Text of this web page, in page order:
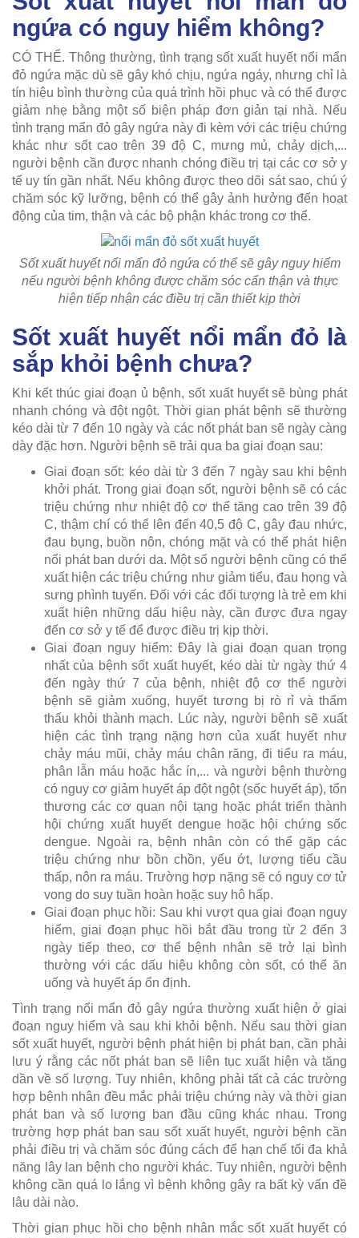
ngứa có nguy hiểm không?
CÓ THỂ. Thông thường, tình trạng sốt xuất huyết nổi mẩn
đỏ ngứa mặc dù sẽ gây khó chịu, ngứa ngáy, nhưng chỉ là
tín hiệu bình thường của quá trình hồi phục và có thể được
giảm nhẹ bằng một số biện pháp đơn giản tại nhà. Nếu
tình trạng mẩn đỏ gây ngứa này đi kèm với các triệu chứng
khác như sốt cao trên 39 độ C, mưng mủ, chảy dịch,...
người bệnh cần được nhanh chóng điều trị tại các cơ sở y
tế uy tín gần nhất. Nếu không được theo dõi sát sao, chú ý
chăm sóc kỹ lưỡng, bệnh có thể gây ảnh hưởng đến hoạt
động của tim, thận và các bộ phận khác trong cơ thể.
Sốt xuất huyết nổi mẩn đỏ ngứa có thể sẽ gây nguy hiểm
nếu người bệnh không được chăm sóc cẩn thận và thực
hiện tiếp nhận các điều trị cần thiết kịp thời
Sốt xuất huyết nổi mẩn đỏ là
sắp khỏi bệnh chưa?
Khi kết thúc giai đoạn ủ bệnh, sốt xuất huyết sẽ bùng phát
nhanh chóng và đột ngột. Thời gian phát bệnh sẽ thường
kéo dài từ 7 đến 10 ngày và các nốt phát ban sẽ ngày càng
dày đặc hơn. Người bệnh sẽ trải qua ba giai đoạn sau:
Giai đoạn sốt: kéo dài từ 3 đến 7 ngày sau khi bệnh
khởi phát. Trong giai đoạn sốt, người bệnh sẽ có các
triệu chứng như nhiệt độ cơ thể tăng cao trên 39 độ
C, thậm chí có thể lên đến 40,5 độ C, gây đau nhức,
đau bụng, buồn nôn, chóng mặt và có thể phát hiện
nổi phát ban dưới da. Một số người bệnh cũng có thể
xuất hiện các triệu chứng như giảm tiểu, đau họng và
sưng phình tuyến. Đối với các đối tượng là trẻ em khi
xuất hiện những dấu hiệu này, cần được đưa ngay
đến cơ sở y tế để được điều trị kịp thời.
Giai đoạn nguy hiểm: Đây là giai đoạn quan trọng
nhất của bệnh sốt xuất huyết, kéo dài từ ngày thứ 4
đến ngày thứ 7 của bệnh, nhiệt độ cơ thể người
bệnh sẽ giảm xuống, huyết tương bị rò rỉ và thẩm
thấu khỏi thành mạch. Lúc này, người bệnh sẽ xuất
hiện các tình trạng nặng hơn của xuất huyết như
chảy máu mũi, chảy máu chân răng, đi tiểu ra máu,
phân lẫn máu hoặc hắc ín,... và người bệnh thường
có nguy cơ giảm huyết áp đột ngột (sốc huyết áp), tổn
thương các cơ quan nội tạng hoặc phát triển thành
hội chứng xuất huyết dengue hoặc hội chứng sốc
dengue. Ngoài ra, bệnh nhân còn có thể gặp các
triệu chứng như bồn chồn, yếu ớt, lượng tiểu cầu
thấp, nôn ra máu. Trường hợp nặng sẽ có nguy cơ tử
vong do suy tuần hoàn hoặc suy hô hấp.
Giai đoạn phục hồi: Sau khi vượt qua giai đoạn nguy
hiểm, giai đoạn phục hồi bắt đầu trong từ 2 đến 3
ngày tiếp theo, cơ thể bệnh nhân sẽ trở lại bình
thường với các dấu hiệu không còn sốt, có thể ăn
uống và huyết áp ổn định.
Tình trạng nổi mẩn đỏ gây ngứa thường xuất hiện ở giai
đoạn nguy hiểm và sau khi khỏi bệnh. Nếu sau thời gian
sốt xuất huyết, người bệnh phát hiện bị phát ban, cần phải
lưu ý rằng các nốt phát ban sẽ liên tục xuất hiện và tăng
dần về số lượng. Tuy nhiên, không phải tất cả các trường
hợp bệnh nhân đều mắc phải triệu chứng này và thời gian
phát ban và số lượng ban đầu cũng khác nhau. Trong
trường hợp phát ban sau sốt xuất huyết, người bệnh cần
phải điều trị và chăm sóc đúng cách để hạn chế tối đa khả
năng lây lan bệnh cho người khác. Tuy nhiên, người bệnh
không cần quá lo lắng vì bệnh không gây ra bất kỳ vấn đề
lâu dài nào.
Thời gian phục hồi cho bệnh nhân mắc sốt xuất huyết có